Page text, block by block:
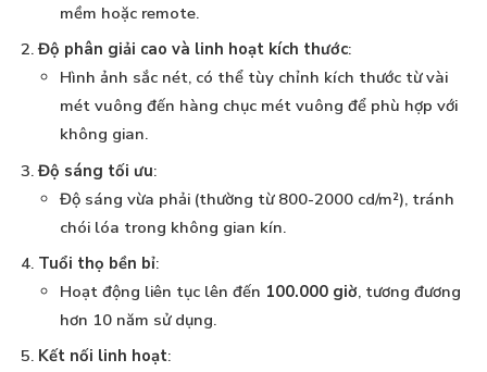
mềm hoặc remote.
Độ phân giải cao và linh hoạt kích thước:
Hình ảnh sắc nét, có thể tùy chỉnh kích thước từ vài
mét vuông đến hàng chục mét vuông để phù hợp với
không gian.
Độ sáng tối ưu:
Độ sáng vừa phải (thường từ 800-2000 cd/m²), tránh
chói lóa trong không gian kín.
Tuổi thọ bền bỉ:
Hoạt động liên tục lên đến 100.000 giờ, tương đương
hơn 10 năm sử dụng.
Kết nối linh hoạt: